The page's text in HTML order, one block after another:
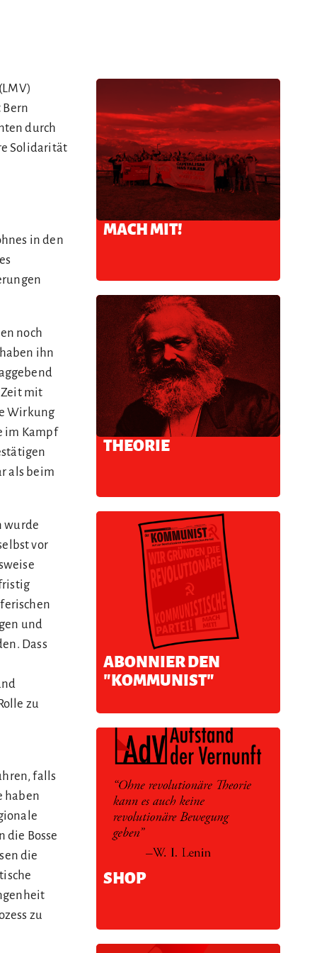
durch
Solidarität
in den
noch
ihn
mit
Wirkung
im Kampf
als beim
wurde
vor
und
Dass
zu
falls
haben
die Bosse
die
zu
MACH MIT!
THEORIE
ABONNIER DEN
"KOMMUNIST"
SHOP